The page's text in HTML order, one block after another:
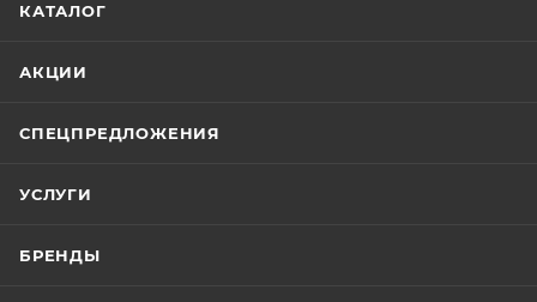
КАТАЛОГ
АКЦИИ
СПЕЦПРЕДЛОЖЕНИЯ
УСЛУГИ
БРЕНДЫ